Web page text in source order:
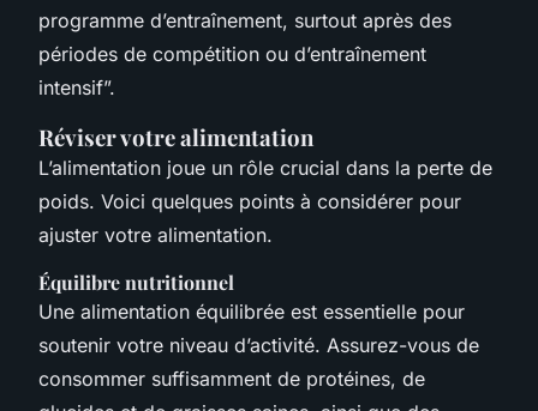
programme d’entraînement, surtout après des
périodes de compétition ou d’entraînement
intensif”.
Réviser votre alimentation
L’alimentation joue un rôle crucial dans la perte de
poids. Voici quelques points à considérer pour
ajuster votre alimentation.
Équilibre nutritionnel
Une alimentation équilibrée est essentielle pour
soutenir votre niveau d’activité. Assurez-vous de
consommer suffisamment de protéines, de